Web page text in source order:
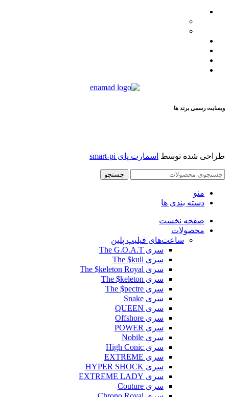
وبسایت رسمی برند ها
طراحی شده توسط اسمارت پای smart-pi
جستجو
منو
دسته بندی ها
صفحه نخست
محصولات
ساعت‌های فیلیپ پلین
سری The G.O.A.T
سری The $kull
سری The $keleton Royal
سری The $keleton
سری The $pectre
سری Snake
سری QUEEN
سری Offshore
سری POWER
سری Nobile
سری High Conic
سری EXTREME
سری HYPER SHOCK
سری EXTREME LADY
سری Couture